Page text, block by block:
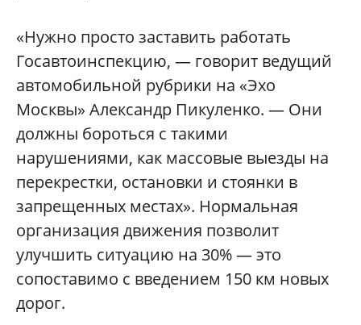
«Нужно просто заставить работать
Госавтоинспекцию, — говорит ведущий
автомобильной рубрики на «Эхо
Москвы» Александр Пикуленко. — Они
должны бороться с такими
нарушениями, как массовые выезды на
перекрестки, остановки и стоянки в
запрещенных местах». Нормальная
организация движения позволит
улучшить ситуацию на 30% — это
сопоставимо с введением 150 км новых
дорог.